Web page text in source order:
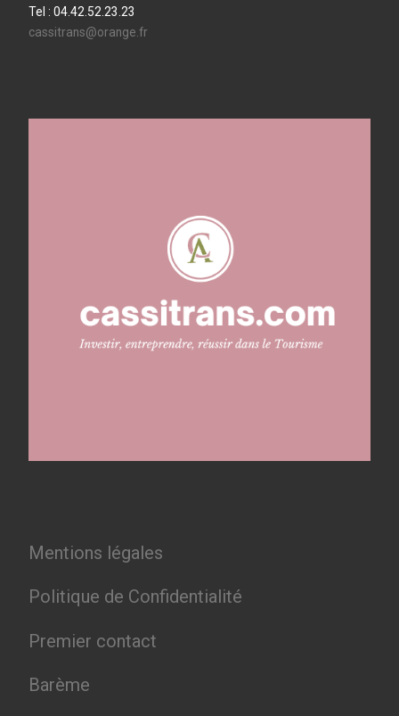
Tel : 04.42.52.23.23
cassitrans@orange.fr
Mentions légales
Politique de Confidentialité
Premier contact
Barème